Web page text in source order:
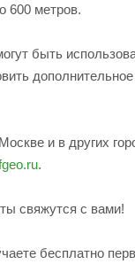
600 метров.
быть
и в других
.
свяжутся с вами!
бесплатно